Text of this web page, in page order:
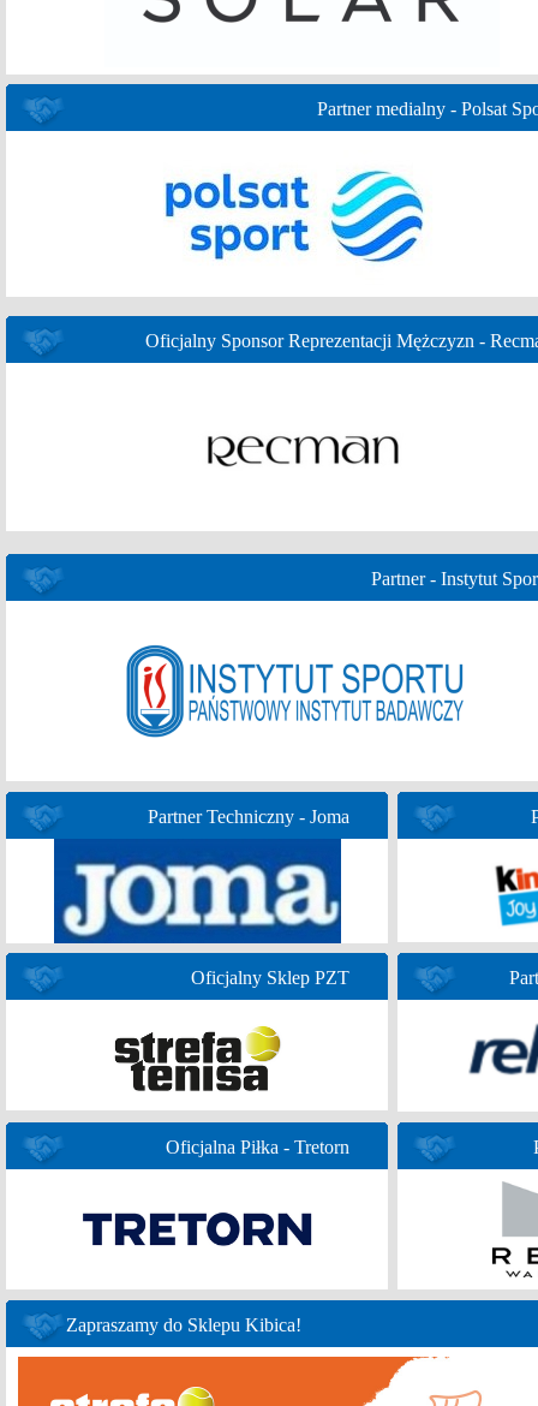
Partner medialny - Polsat
Oficjalny Sponsor Reprezentacji Mężczyzn -
Partner - Instytut
Partner Techniczny - Joma
Oficjalny Sklep PZT
Oficjalna Piłka - Tretorn
Zapraszamy do Sklepu Kibica!